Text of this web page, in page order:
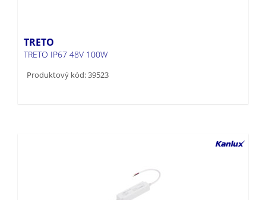
TRETO
TRETO IP67 48V 100W
Produktový kód: 39523